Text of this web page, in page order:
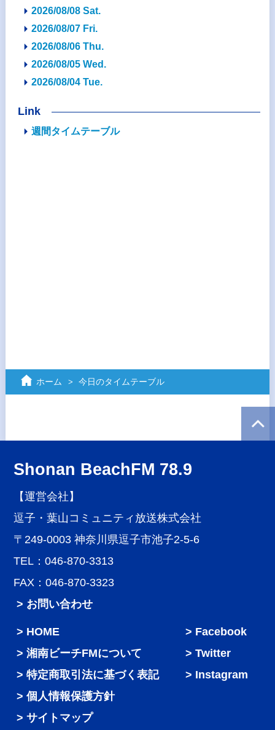
2026/08/08 Sat.
2026/08/07 Fri.
2026/08/06 Thu.
2026/08/05 Wed.
2026/08/04 Tue.
Link
週間タイムテーブル
ホーム 今日のタイムテーブル
Shonan BeachFM 78.9
【運営会社】
逗子・葉山コミュニティ放送株式会社
〒249-0003 神奈川県逗子市池子2-5-6
TEL：046-870-3313
FAX：046-870-3323
> お問い合わせ
HOME
湘南ビーチFMについて
特定商取引法に基づく表記
個人情報保護方針
サイトマップ
Facebook
Twitter
Instagram